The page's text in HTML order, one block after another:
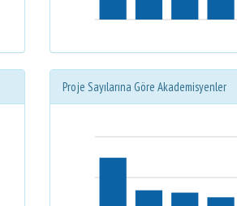
Proje Sayılarına Göre Akademisyenler